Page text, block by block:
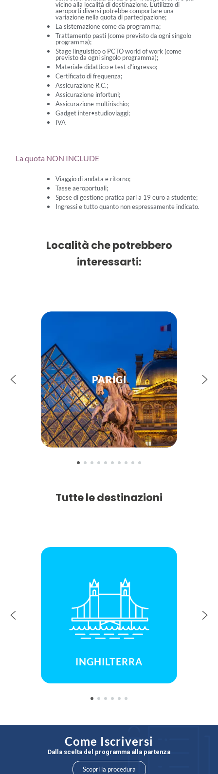
vicino alla località di destinazione. L’utilizzo di
aeroporti diversi potrebbe comportare una
variazione nella quota di partecipazione;
La sistemazione come da programma;
Trattamento pasti (come previsto da ogni singolo
programma);
Stage linguistico o PCTO world of work (come
previsto da ogni singolo programma);
Materiale didattico e test d’ingresso;
Certificato di frequenza;
Assicurazione R.C.;
Assicurazione infortuni;
Assicurazione multirischio;
Gadget inter•studioviaggi;
IVA
La quota NON INCLUDE
Viaggio di andata e ritorno;
Tasse aeroportuali;
Spese di gestione pratica pari a 19 euro a studente;
Ingressi e tutto quanto non espressamente indicato.
Località che potrebbero
interessarti:
PARIGI
Tutte le destinazioni
INGHILTERRA
Come Iscriversi
Dalla scelta del programma alla partenza
Scopri la procedura